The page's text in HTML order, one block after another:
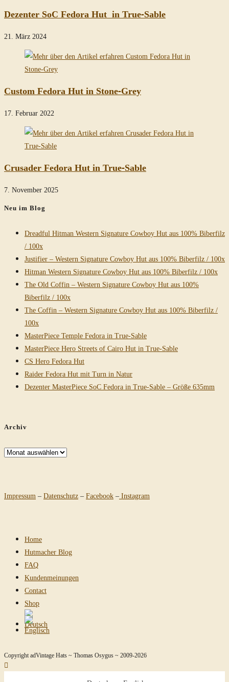
Dezenter SoC Fedora Hut in True-Sable
21. März 2024
Custom Fedora Hut in Stone-Grey
17. Februar 2022
Crusader Fedora Hut in True-Sable
7. November 2025
Neu im Blog
Dreadful Hitman Western Signature Cowboy Hut aus 100% Biberfilz
/ 100x
Justifier – Western Signature Cowboy Hut aus 100% Biberfilz / 100x
Hitman Western Signature Cowboy Hut aus 100% Biberfilz / 100x
The Old Coffin – Western Signature Cowboy Hut aus 100%
Biberfilz / 100x
The Coffin – Western Signature Cowboy Hut aus 100% Biberfilz /
100x
MasterPiece Temple Fedora in True-Sable
MasterPiece Hero Streets of Cairo Hut in True-Sable
CS Hero Fedora Hut
Raider Fedora Hut mit Turn in Natur
Dezenter MasterPiece SoC Fedora in True-Sable – Größe 635mm
Archiv
Archiv
Impressum – Datenschutz – Facebook – Instagram
Home
Hutmacher Blog
FAQ
Kundenmeinungen
Contact
Shop
Copyright adVintage Hats ~ Thomas Osygus ~ 2009-2026